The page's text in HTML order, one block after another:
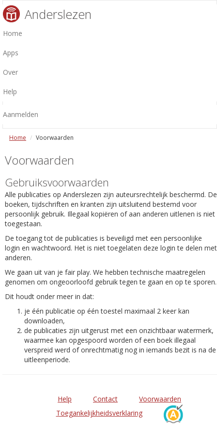
Anderslezen
Home
Apps
Over
Help
Aanmelden
Home Voorwaarden
Voorwaarden
Gebruiksvoorwaarden
Alle publicaties op Anderslezen zijn auteursrechtelijk beschermd. De
boeken, tijdschriften en kranten zijn uitsluitend bestemd voor
persoonlijk gebruik. Illegaal kopiëren of aan anderen uitlenen is niet
toegestaan.
De toegang tot de publicaties is beveiligd met een persoonlijke
login en wachtwoord. Het is niet toegelaten deze login te delen met
anderen.
We gaan uit van je fair play. We hebben technische maatregelen
genomen om ongeoorloofd gebruik tegen te gaan en op te sporen.
Dit houdt onder meer in dat:
je één publicatie op één toestel maximaal 2 keer kan
downloaden,
de publicaties zijn uitgerust met een onzichtbaar watermerk,
waarmee kan opgespoord worden of een boek illegaal
verspreid werd of onrechtmatig nog in iemands bezit is na de
uitleenperiode.
Help Contact
Voorwaarden
Toegankelijkheidsverklaring